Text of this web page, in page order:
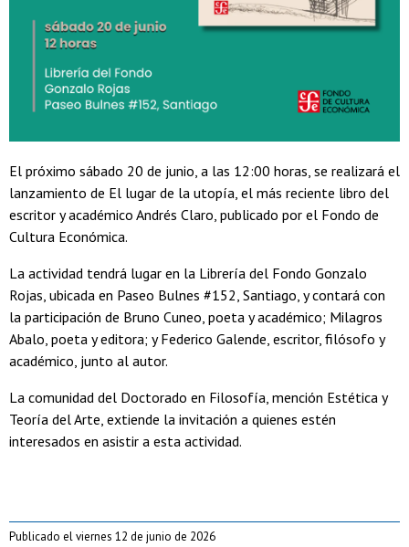
El próximo sábado 20 de junio, a las 12:00 horas, se realizará el
lanzamiento de El lugar de la utopía, el más reciente libro del
escritor y académico Andrés Claro, publicado por el Fondo de
Cultura Económica.
La actividad tendrá lugar en la Librería del Fondo Gonzalo
Rojas, ubicada en Paseo Bulnes #152, Santiago, y contará con
la participación de Bruno Cuneo, poeta y académico; Milagros
Abalo, poeta y editora; y Federico Galende, escritor, filósofo y
académico, junto al autor.
La comunidad del Doctorado en Filosofía, mención Estética y
Teoría del Arte, extiende la invitación a quienes estén
interesados en asistir a esta actividad.
Publicado el viernes 12 de junio de 2026